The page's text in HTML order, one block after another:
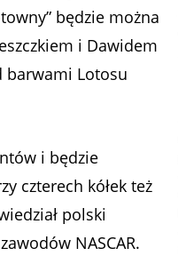
będzie można
i Dawidem
barwami Lotosu
i będzie
czterech kółek też
polski
NASCAR.